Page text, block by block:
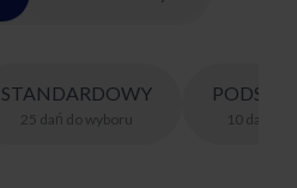
STANDARDOWY
25 dań do wyboru 10 dań